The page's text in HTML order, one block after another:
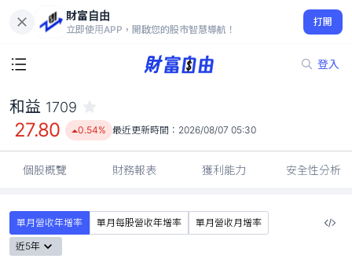
財富自由
立即使用APP，開啟您的股市智慧導航！
打開
登入
27.80
0.54%
和益 1709
27.80 0.54% 最近更新時間： 2026/08/07 05:30
個股概覽 財務報表 獲利能力 安全性分析
單月營收年增率 單月每股營收年增率
單月營收月增率
近5年